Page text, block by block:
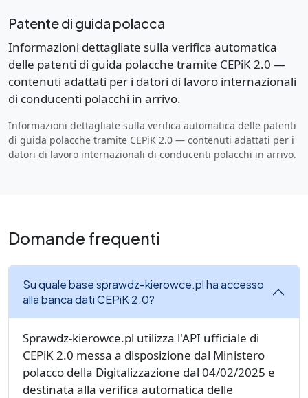
Patente di guida polacca
Informazioni dettagliate sulla verifica automatica
delle patenti di guida polacche tramite CEPiK 2.0 —
contenuti adattati per i datori di lavoro internazionali
di conducenti polacchi in arrivo.
Informazioni dettagliate sulla verifica automatica delle patenti
di guida polacche tramite CEPiK 2.0 — contenuti adattati per i
datori di lavoro internazionali di conducenti polacchi in arrivo.
Domande frequenti
Su quale base sprawdz-kierowce.pl ha accesso
alla banca dati CEPiK 2.0?
Sprawdz-kierowce.pl utilizza l'API ufficiale di
CEPiK 2.0 messa a disposizione dal Ministero
polacco della Digitalizzazione dal 04/02/2025 e
destinata alla verifica automatica delle